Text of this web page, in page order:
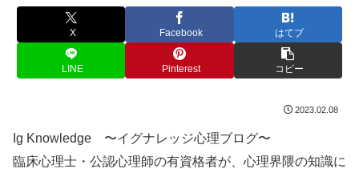
X Facebook はてブ
LINE Pinterest コピー
2023.02.08
Ig Knowledge 〜イグナレッジ心理ブログ〜
臨床心理士・公認心理師の有資格者が、心理界隈の知識に